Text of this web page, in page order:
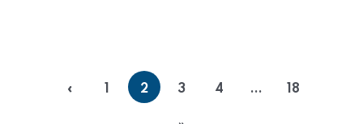
« 2 3 4 ... 18